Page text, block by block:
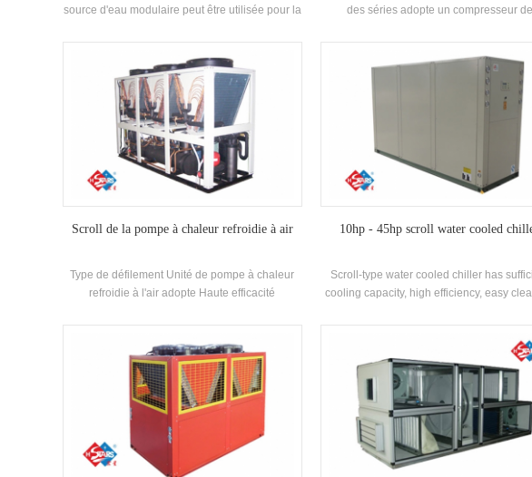
source d'eau modulaire peut être utilisée pour la
remplacée par une machine. Le système peut
remplacer la chaudière d'origine et la
climatisation Système; La capacité de
refroidissement suffit, l'efficacité est élevée, le
nettoyage et la maintenance est facile et la note
d'efficacité énergétique est 5-1. niveau.
des séries adopte un compresseur de
Haute-efficacité Échangeur de chaleur de
et de tube, utilisant R22, R407C
Efficacité énergétique Grade jusqu'à 2
Scroll de la pompe à chaleur refroidie à air
Type de défilement Unité de pompe à chaleur
refroidie à l'air adopte Haute efficacité
auto-développé et fabriqué haut rendement
shell and-tube Échangeur de chaleur et
échangeur de chaleur à bobines, utilisant R22,
R134A, R407C réfrigérant
10hp - 45hp scroll water cooled
Scroll-type water cooled chiller has
cooling capacity, high efficiency, easy
4-2. cooling capacity range: 21500
113400 kcal (10HP~45HP), suitable for
and medium-sized offices, factory
hotels, villas, etc